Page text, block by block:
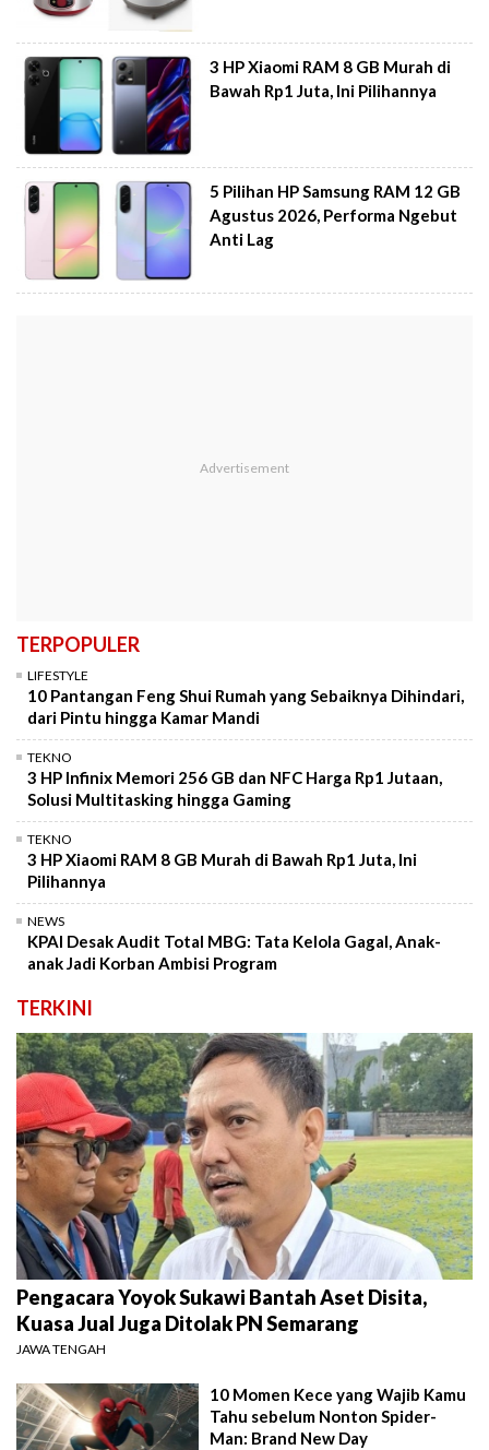
3 HP Xiaomi RAM 8 GB Murah di
Bawah Rp1 Juta, Ini Pilihannya
5 Pilihan HP Samsung RAM 12 GB
Agustus 2026, Performa Ngebut
Anti Lag
TERPOPULER
LIFESTYLE
10 Pantangan Feng Shui Rumah yang Sebaiknya Dihindari,
dari Pintu hingga Kamar Mandi
TEKNO
3 HP Infinix Memori 256 GB dan NFC Harga Rp1 Jutaan,
Solusi Multitasking hingga Gaming
TEKNO
3 HP Xiaomi RAM 8 GB Murah di Bawah Rp1 Juta, Ini
Pilihannya
NEWS
KPAI Desak Audit Total MBG: Tata Kelola Gagal, Anak-
anak Jadi Korban Ambisi Program
TERKINI
Pengacara Yoyok Sukawi Bantah Aset Disita,
Kuasa Jual Juga Ditolak PN Semarang
JAWA TENGAH
10 Momen Kece yang Wajib Kamu
Tahu sebelum Nonton Spider-
Man: Brand New Day